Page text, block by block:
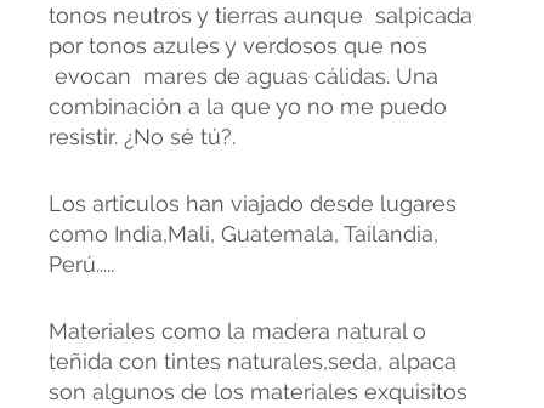
tonos neutros y tierras aunque salpicada
por tonos azules y verdosos que nos
evocan mares de aguas cálidas. Una
combinación a la que yo no me puedo
resistir. ¿No sé tú?.
Los artículos han viajado desde lugares
como India,Mali, Guatemala, Tailandia,
Perú.....
Materiales como la madera natural o
teñida con tintes naturales,seda, alpaca
son algunos de los materiales exquisitos